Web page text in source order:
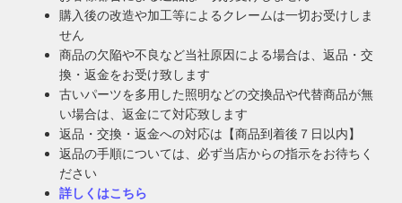
購入後の改造や加工等によるクレームは一切お受けしま
せん
商品の欠陥や不良など当社原因による場合は、返品・交
換・返金をお受け致します
古いパーツを多用した照明などの交換品や代替商品が無
い場合は、返金にて対応致します
返品・交換・返金への対応は【商品到着後７日以内】
返品の手順については、必ず当店からの指示をお待ちく
ださい
詳しくはこちら